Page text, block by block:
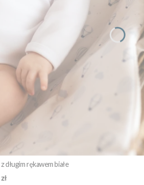
rękawem białe